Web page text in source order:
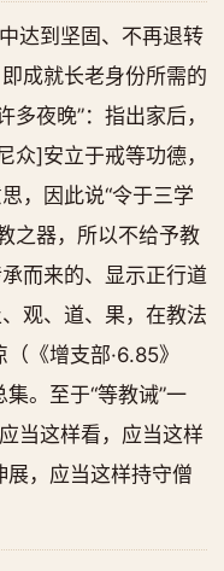
达到坚固、不再退转
成就长老身份所需的
夜晚”：指出家后，
众]安立于戒等功德，
，因此说“令于三学
之器，所以不给予教
而来的、显示正行道
观、道、果，在教法
《增支部·6.85》
。至于“等教诫”一
当这样看，应当这样
，应当这样持守僧